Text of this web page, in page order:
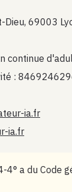
Dieu, 69003
continue
:
ia.fr
ia.fr
a du Code